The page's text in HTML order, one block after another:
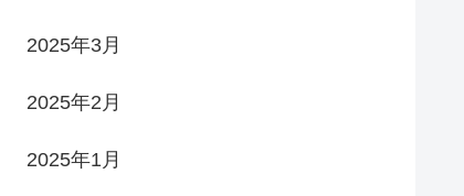
2025年3月
2025年2月
2025年1月